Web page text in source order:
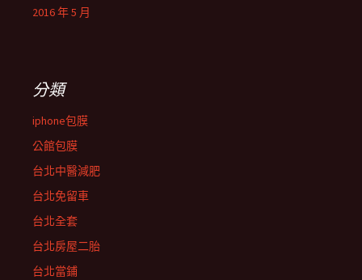
2016 年 5 月
分類
iphone包膜
公館包膜
台北中醫減肥
台北免留車
台北全套
台北房屋二胎
台北當鋪